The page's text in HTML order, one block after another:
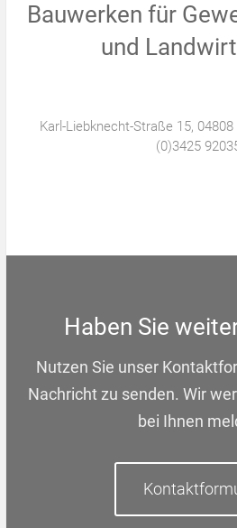
Bauwerken für
und
Karl-Liebknecht-Straße 15,
(0)3425
Haben Sie
Nutzen Sie unser
Nachricht zu senden. Wir
bei Ihnen